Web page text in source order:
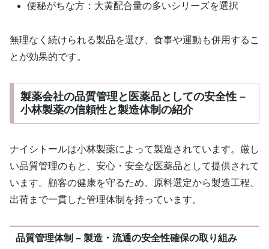
便秘がちな方：大黄配合量の多いシリーズを選択
無理なく続けられる製品を選び、食事や運動も併用するこ
とが効果的です。
製薬会社の品質管理と医薬品としての安全性 –
小林製薬の信頼性と製造体制の紹介
ナイシトールは小林製薬によって製造されています。厳し
い品質管理のもと、安心・安全な医薬品として提供されて
います。顧客の健康を守るため、原料選定から製造工程、
出荷まで一貫した管理体制を持っています。
品質管理体制 – 製造・流通の安全性確保の取り組み